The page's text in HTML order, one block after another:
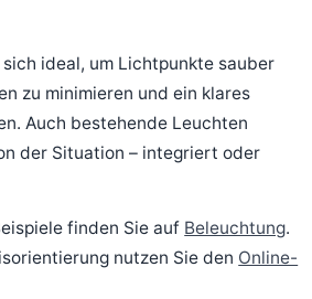
ideal, um Lichtpunkte sauber
zu minimieren und ein klares
Auch bestehende Leuchten
der Situation – integriert oder
finden Sie auf Beleuchtung.
nutzen Sie den Online-